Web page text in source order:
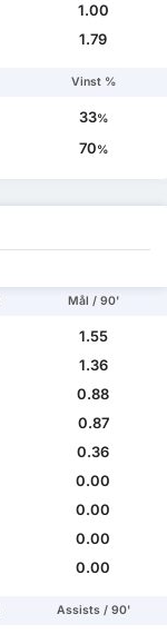
1.00
1.79
Vinst %
33%
70%
Mål / 90'
1.55
1.36
0.88
0.87
0.36
0.00
0.00
0.00
0.00
Assists / 90'